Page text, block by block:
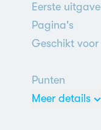
Eerste uitgave
Pagina's
Geschikt voor
Punten
Meer details